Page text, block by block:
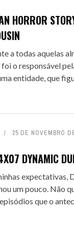
-
QUARTETO
DO
3 29
DO
3 29
FAMOSOS:
O
ALERTA
HORROR
a todas aquelas
o responsável
entidade, que
25 DE NOVEMBRO
DYNAMIC
expectativas,
um pouco. Não
que o